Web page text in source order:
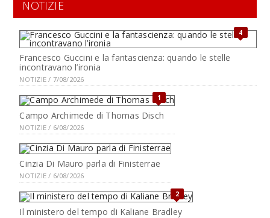
NOTIZIE
4
Francesco Guccini e la fantascienza: quando le stelle
incontravano l’ironia
NOTIZIE / 7/08/2026
1
Campo Archimede di Thomas Disch
NOTIZIE / 6/08/2026
Cinzia Di Mauro parla di Finisterrae
NOTIZIE / 6/08/2026
2
Il ministero del tempo di Kaliane Bradley